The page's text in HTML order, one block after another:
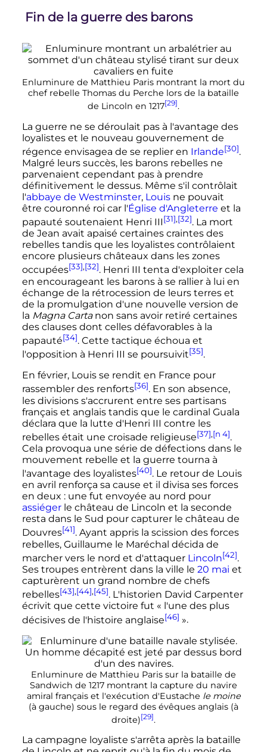
Fin de la guerre des barons
Enluminure de Matthieu Paris montrant la mort du
chef rebelle Thomas du Perche lors de la bataille
de Lincoln en 1217[29].
La guerre ne se déroulait pas à l'avantage des
loyalistes et le nouveau gouvernement de
régence envisagea de se replier en Irlande[30].
Malgré leurs succès, les barons rebelles ne
parvenaient cependant pas à prendre
définitivement le dessus. Même s'il contrôlait
l'abbaye de Westminster, Louisne pouvait
être couronné roi car l'Église d'Angleterre et la
papauté soutenaient Henri III[31],[32]. La mort
de Jean avait apaisé certaines craintes des
rebelles tandis que les loyalistes contrôlaient
encore plusieurs châteaux dans les zones
occupées[33],[32]. Henri III tenta d'exploiter cela
en encourageant les barons à se rallier à lui en
échange de la rétrocession de leurs terres et
de la promulgation d'une nouvelle version de
la Magna Cartanon sans avoir retiré certaines
des clauses dont celles défavorables à la
papauté[34]. Cette tactique échoua et
l'opposition à Henri III se poursuivit[35].
En février, Louis se rendit en France pour
rassembler des renforts[36]. En son absence,
les divisions s'accrurent entre ses partisans
français et anglais tandis que le cardinal Guala
déclara que la lutte d'Henri III contre les
rebelles était une croisade religieuse[37],[n 4].
Cela provoqua une série de défections dans le
mouvement rebelle et la guerre tourna à
l'avantage des loyalistes[40]. Le retour de Louis
en avril renforça sa cause et il divisa ses forces
en deux : une fut envoyée au nord pour
assiégerle château de Lincoln et la seconde
resta dans le Sud pour capturer le château de
Douvres[41]. Ayant appris la scission des forces
rebelles, Guillaume le Maréchal décida de
marcher vers le nord et d'attaquer Lincoln[42].
Ses troupes entrèrent dans la ville le 20 mai et
capturèrent un grand nombre de chefs
rebelles[43],[44],[45]. L'historien David Carpenter
écrivit que cette victoire fut « l'une des plus
décisives de l'histoire anglaise[46] ».
Enluminure de Matthieu Paris sur la bataille de
Sandwich de 1217 montrant la capture du navire
amiral français et l'exécution d'Eustache le moine
(à gauche) sous le regard des évêques anglais (à
droite)[29].
La campagne loyaliste s'arrêta après la bataille